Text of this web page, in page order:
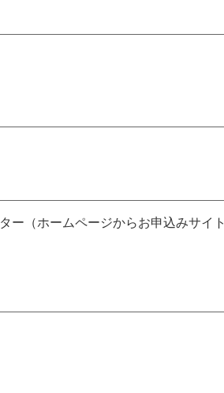
ー（ホームページからお申込みサイト